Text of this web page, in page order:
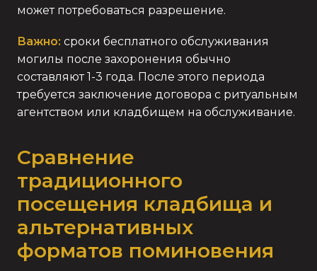
может потребоваться разрешение.
Важно: сроки бесплатного обслуживания
могилы после захоронения обычно
составляют 1-3 года. После этого периода
требуется заключение договора с ритуальным
агентством или кладбищем на обслуживание.
Сравнение
традиционного
посещения кладбища и
альтернативных
форматов поминовения